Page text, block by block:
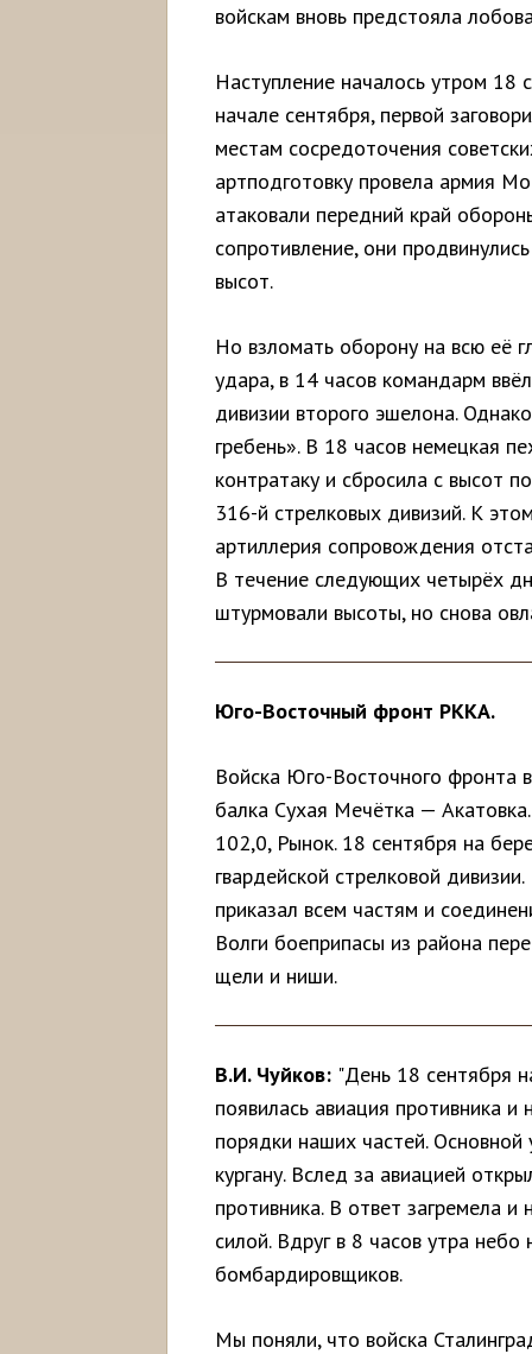
войскам вновь предстояла
Наступление началось утром 18
начале сентября, первой
местам сосредоточения
артподготовку провела армия
атаковали передний край
сопротивление, они
высот.
Но взломать оборону на всю её
удара, в 14 часов командарм
дивизии второго эшелона.
гребень». В 18 часов немецкая
контратаку и сбросила с высот
316-й стрелковых дивизий. К
артиллерия сопровождения
В течение следующих четырёх
штурмовали высоты, но снова
Юго-Восточный фронт РККА.
Войска Юго-Восточного фронта
балка Сухая Мечётка —
102,0, Рынок. 18 сентября на
гвардейской стрелковой
приказал всем частям и
Волги боеприпасы из района
щели и ниши.
В.И. Чуйков: "День 18 сентября
появилась авиация противника
порядки наших частей.
кургану. Вслед за авиацией
противника. В ответ загремела
силой. Вдруг в 8 часов утра
бомбардировщиков.
Мы поняли, что войска